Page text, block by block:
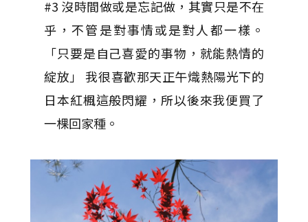
#3 沒時間做或是忘記做，其實只是不在
乎，不管是對事情或是對人都一樣。
「只要是自己喜愛的事物，就能熱情的
綻放」 我很喜歡那天正午熾熱陽光下的
日本紅楓這般閃耀，所以後來我便買了
一棵回家種。